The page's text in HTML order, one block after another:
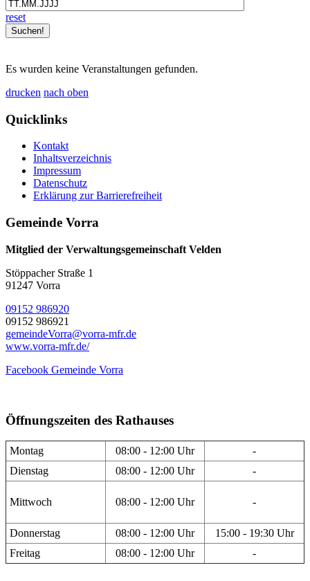
reset
Es wurden keine Veranstaltungen gefunden.
drucken nach oben
Quicklinks
Kontakt
Inhaltsverzeichnis
Impressum
Datenschutz
Erklärung zur Barrierefreiheit
Gemeinde Vorra
Mitglied der Verwaltungsgemeinschaft Velden
Stöppacher Straße 1
91247 Vorra
09152 986920
09152 986921
gemeindeVorra@vorra-mfr.de
www.vorra-mfr.de/
Facebook Gemeinde Vorra
Öffnungszeiten des Rathauses
Montag 08:00 - 12:00 Uhr
-
Dienstag
08:00 - 12:00 Uhr -
Mittwoch 08:00 - 12:00 Uhr -
Donnerstag 08:00 - 12:00 Uhr
15:00 - 19:30 Uhr
Freitag
08:00 - 12:00 Uhr -